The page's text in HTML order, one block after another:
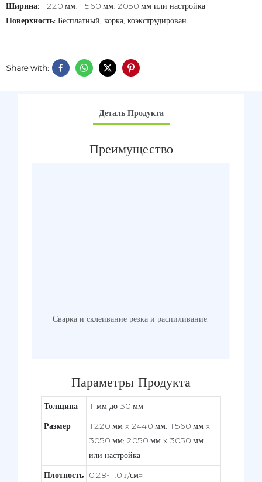
Ширина: 1220 мм, 1560 мм, 2050 мм или настройка
Поверхность: Бесплатный, корка, коэкструдирован
Share with:
Деталь Продукта
Преимущество
Сварка и склеивание резка и распиливание.
Параметры Продукта
Толщина
1 мм до 30 мм
Размер
1220 мм x 2440 мм; 1560 мм x
3050 мм; 2050 мм x 3050 мм
или настройка
Плотность 0,28-1,0 г/см=